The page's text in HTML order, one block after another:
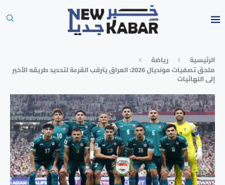
الرئيسية
رياضة
ملحق تصفيات مونديال 2026: العراق يترقب القرعة لتحديد طريقه الأخير
إلى النهائيات